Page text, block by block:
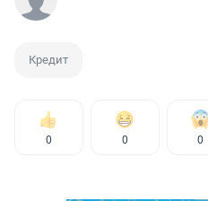
Кредит
0 0 0